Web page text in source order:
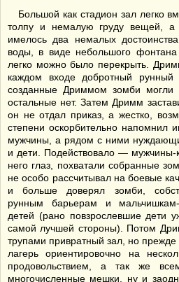
Большой как стадион зал легко
толпу и немалую груду вещей, а
имелось два немалых
воды, в виде небольшого
легко можно было перекрыть.
каждом входе добротный
созданные Дриммом зомби могли
остальные нет. Затем Дримм
он не отдал приказ, а жестко,
степени оскорбительно напомнил
мужчины, а рядом с ними
и дети. Подействовало — мужчины-
него глаз, похватали собранные
не особо рассчитывал на боевые
и больше доверял зомби,
рунным барьерам и
детей (рано повзрослевшие дети
самой лучшей стороны). Потом
трупами привратный зал, но прежде
лагерь ориентировочно на
продовольствием, а так же
многочисленные мешки, ну и